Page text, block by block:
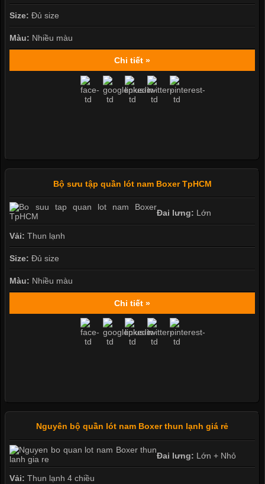
Size: Đủ size
Màu: Nhiều màu
Chi tiết »
Bộ sưu tập quần lót nam Boxer TpHCM
Đai lưng: Lớn
Vải: Thun lạnh
Size: Đủ size
Màu: Nhiều màu
Chi tiết »
Nguyên bộ quần lót nam Boxer thun lạnh giá rẻ
Đai lưng: Lớn + Nhỏ
Vải: Thun lạnh 4 chiều